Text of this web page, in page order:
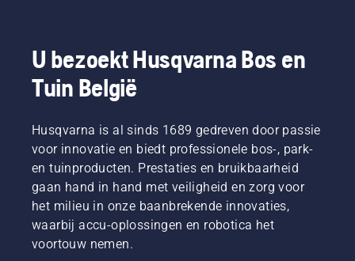
U bezoekt Husqvarna Bos en
Tuin België
Husqvarna is al sinds 1689 gedreven door passie
voor innovatie en biedt professionele bos-, park-
en tuinproducten. Prestaties en bruikbaarheid
gaan hand in hand met veiligheid en zorg voor
het milieu in onze baanbrekende innovaties,
waarbij accu-oplossingen en robotica het
voortouw nemen.